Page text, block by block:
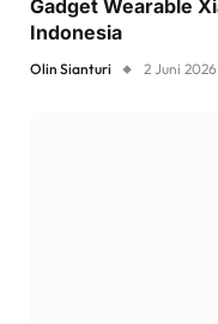
Gadget Wearable
Indonesia
Olin Sianturi 2 Juni